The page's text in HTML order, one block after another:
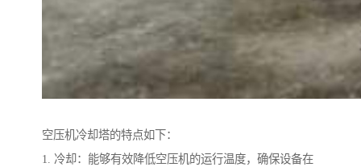
空压机冷却塔的特点如下：
1. 冷却：能够有效降低空压机的运行温度，确保设备在